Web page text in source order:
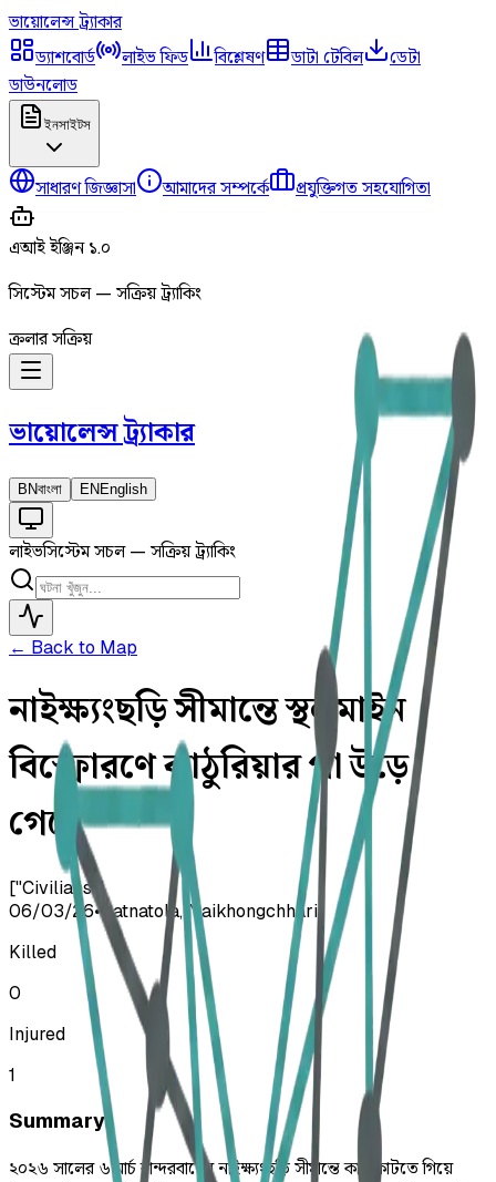
ভায়োলেন্সট্র্যাকার
ড্যাশবোর্ড
লাইভ ফিড বিশ্লেষণ ডাটা টেবিল
ডেটা
ডাউনলোড
ইনসাইটস
সাধারণ জিজ্ঞাসা আমাদের সম্পর্কে প্রযুক্তিগত সহযোগিতা
এআই ইঞ্জিন ১.০
সিস্টেম সচল — সক্রিয় ট্র্যাকিং
ক্রলার সক্রিয়
ভায়োলেন্সট্র্যাকার
BNবাংলা EN English
লাইভসিস্টেম সচল — সক্রিয় ট্র্যাকিং
← Back to Map
নাইক্ষ্যংছড়ি সীমান্তে স্থলমাইন
বিস্ফোরণে কাঠুরিয়ার পা উড়ে
গেছে
["Civilians"]
06/03/26•Batnatola, Naikhongchhari
Killed
0
Injured
1
Summary
২০২৬ সালের ৬ মার্চ বান্দরবানের নাইক্ষ্যংছড়ি সীমান্তে কাঠ কাটতে গিয়ে